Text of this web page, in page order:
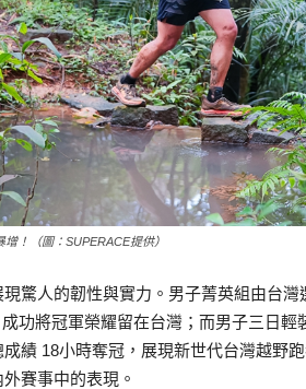
！（圖：SUPERACE提供）
驚人的韌性與實力。男子菁英組由台
功將冠軍榮耀留在台灣；而男子三日
績 18小時奪冠，展現新世代台灣越野
賽事中的表現。